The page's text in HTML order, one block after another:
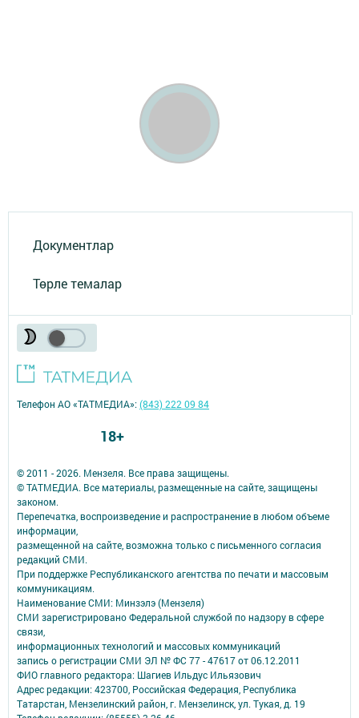
Документлар
Төрле темалар
© 2011 - 2026. Мензеля. Все права защищены.
© ТАТМЕДИА. Все материалы, размещенные на сайте, защищены
законом.
Перепечатка, воспроизведение и распространение в любом объеме
информации,
размещенной на сайте, возможна только с письменного согласия
редакций СМИ.
При поддержке Республиканского агентства по печати и массовым
коммуникациям.
Наименование СМИ: Минзэлэ (Мензеля)
СМИ зарегистрировано Федеральной службой по надзору в сфере
связи,
информационных технологий и массовых коммуникаций
запись о регистрации СМИ ЭЛ № ФС 77 - 47617 от 06.12.2011
ФИО главного редактора: Шагиев Ильдус Ильязович
Адрес редакции: 423700, Российская Федерация, Республика
Татарстан, Мензелинский район, г. Мензелинск, ул. Тукая, д. 19
Телефон АО «ТАТМЕДИА»:(843) 222 09 84
18+